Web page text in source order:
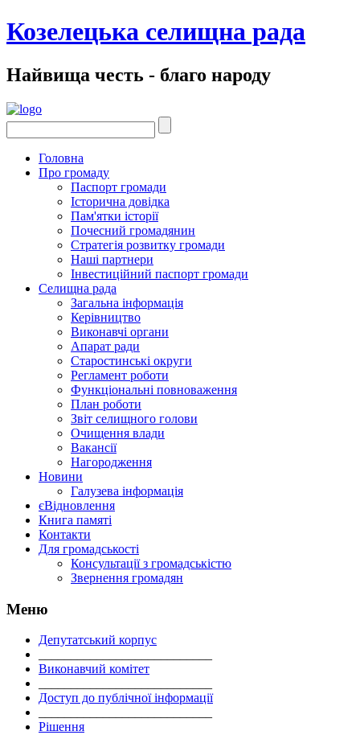
Козелецька селищна рада
Найвища честь - благо народу
Головна
Про громаду
Паспорт громади
Історична довідка
Пам'ятки історії
Почесний громадянин
Стратегія розвитку громади
Наші партнери
Інвестиційний паспорт громади
Селищна рада
Загальна інформація
Керівництво
Виконавчі органи
Апарат ради
Старостинські округи
Регламент роботи
Функціональні повноваження
План роботи
Звіт селищного голови
Очищення влади
Вакансії
Нагородження
Новини
Галузева інформація
єВідновлення
Книга памяті
Контакти
Для громадськості
Консультації з громадськістю
Звернення громадян
Меню
Депутатський корпус
Виконавчий комітет
Доступ до публічної інформації
Рішення